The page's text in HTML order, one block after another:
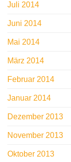
Juli 2014
Juni 2014
Mai 2014
März 2014
Februar 2014
Januar 2014
Dezember 2013
November 2013
Oktober 2013